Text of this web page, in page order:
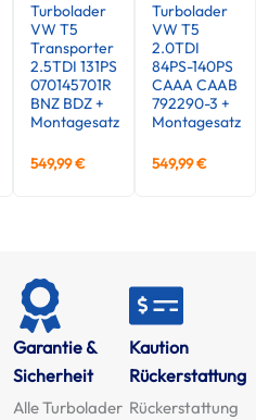
Turbolader
VW T5
Transporter
2.5TDI 131PS
070145701R
BNZ BDZ +
Montagesatz
549,99€
Turbolader
VW T5
2.0TDI
84PS-140PS
CAAA CAAB
792290-3 +
Montagesatz
549,99€
Garantie &
Sicherheit
Alle Turbolader
Kaution
Rückerstattung
Rückerstattung